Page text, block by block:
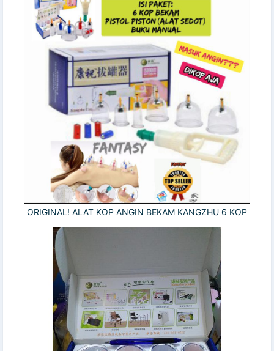
ORIGINAL! ALAT KOP ANGIN BEKAM KANGZHU 6 KOP